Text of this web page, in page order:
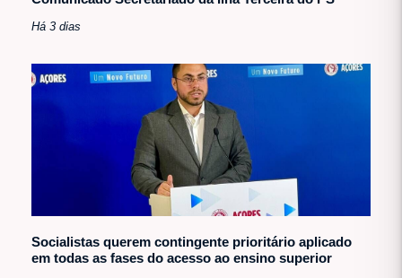
Há 3 dias
Socialistas querem contingente prioritário aplicado
em todas as fases do acesso ao ensino superior